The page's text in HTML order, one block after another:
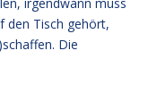
den Tisch gehört,
Die